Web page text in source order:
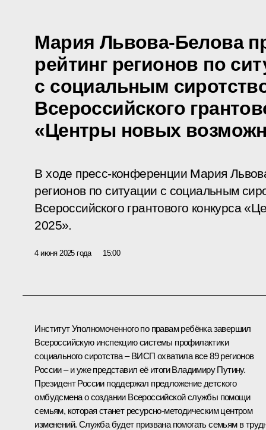
Мария Львова-Белова
рейтинг регионов по
с социальным
Всероссийского
«Центры новых
В ходе пресс-конференции Мария
регионов по ситуации с социальным
Всероссийского грантового конкурса
2025».
4 июня 2025 года 15:00
Институт Уполномоченного по правам ребёнка завершил
Всероссийскую инспекцию системы профилактики
социального сиротства – ВИСП охватила все 89 регионов
России – и уже представил её итоги Владимиру Путину.
Президент России поддержал предложение детского
омбудсмена о создании Всероссийской службы помощи
семьям, которая станет ресурсно-методическим центром
изменений. Служба будет призвана помогать семьям в